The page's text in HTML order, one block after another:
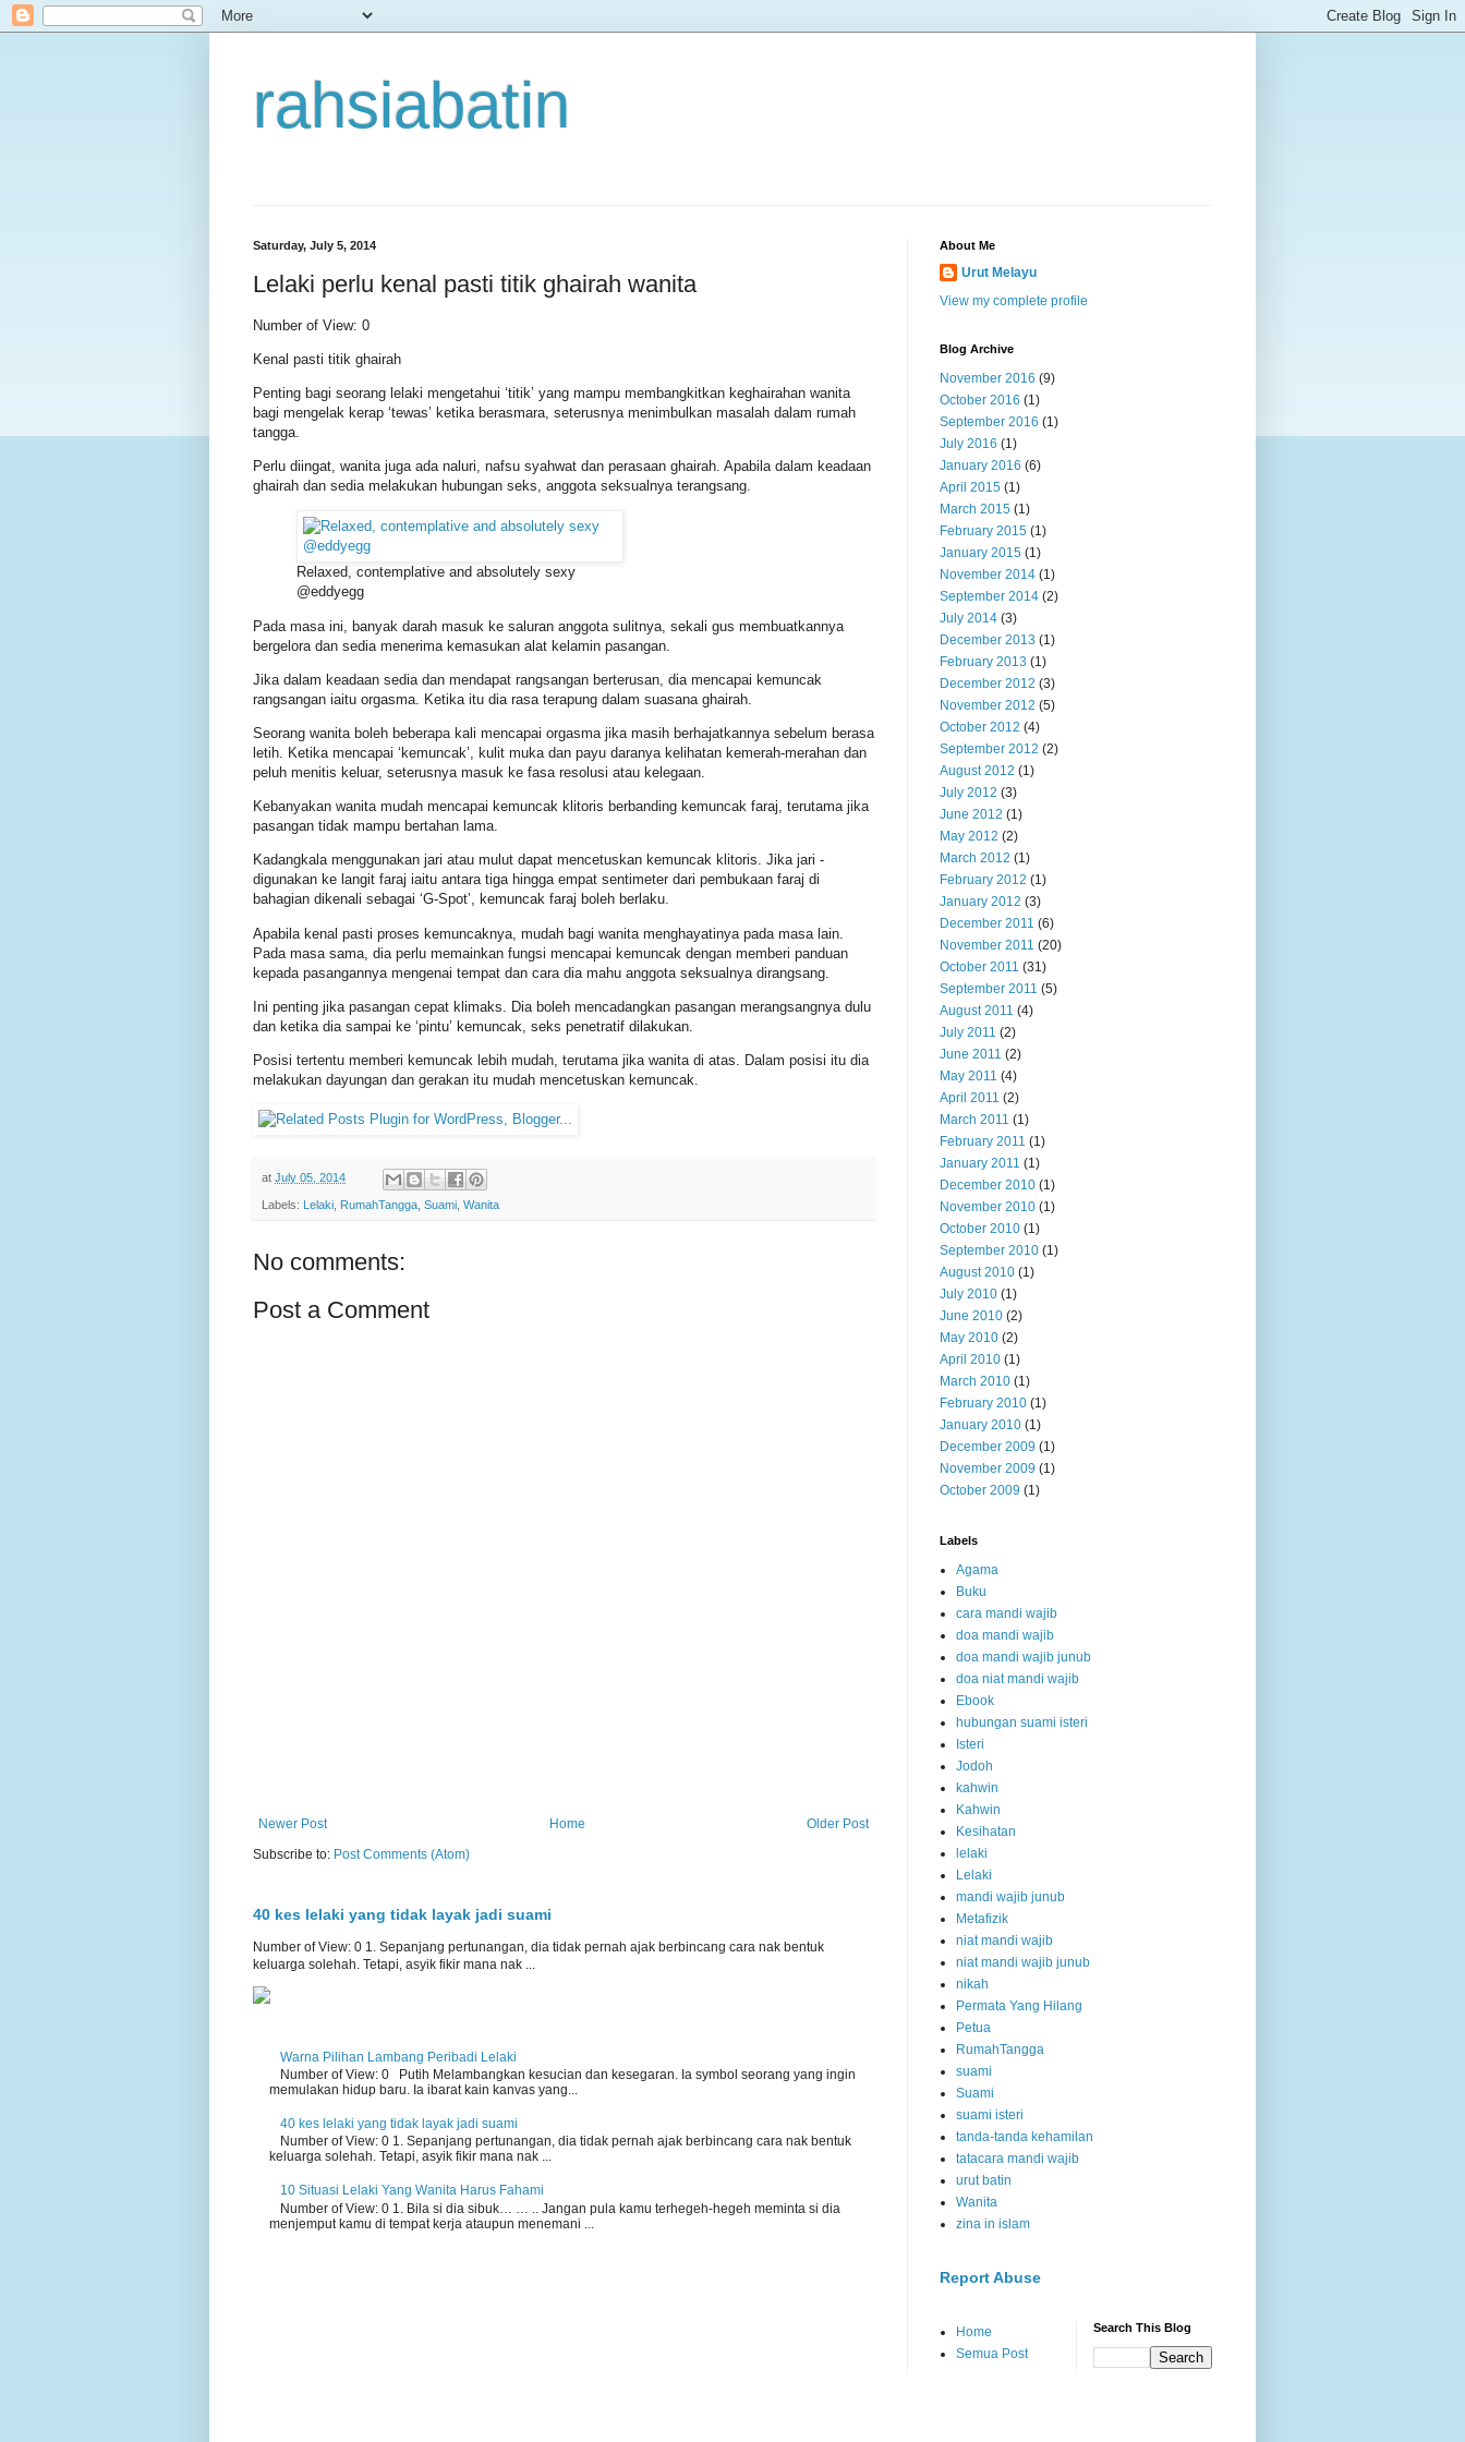
rahsiabatin
Saturday, July 5, 2014
Lelaki perlu kenal pasti titik ghairah wanita
Number of View: 0
Kenal pasti titik ghairah
Penting bagi seorang lelaki mengetahui ‘titik’ yang mampu membangkitkan keghairahan wanita
bagi mengelak kerap ‘tewas’ ketika berasmara, seterusnya menimbulkan masalah dalam rumah
tangga.
Perlu diingat, wanita juga ada naluri, nafsu syahwat dan perasaan ghairah. Apabila dalam keadaan
ghairah dan sedia melakukan hubungan seks, anggota seksualnya terangsang.
Relaxed, contemplative and absolutely sexy
@eddyegg
Pada masa ini, banyak darah masuk ke saluran anggota sulitnya, sekali gus membuatkannya
bergelora dan sedia menerima kemasukan alat kelamin pasangan.
Jika dalam keadaan sedia dan mendapat rangsangan berterusan, dia mencapai kemuncak
rangsangan iaitu orgasma. Ketika itu dia rasa terapung dalam suasana ghairah.
Seorang wanita boleh beberapa kali mencapai orgasma jika masih berhajatkannya sebelum berasa
­letih. Ketika mencapai ‘kemuncak’, kulit muka dan payu daranya kelihatan kemerah-merahan dan
peluh menitis keluar, seterusnya masuk ke fasa resolusi atau kelegaan.
Kebanyakan wanita mudah mencapai kemuncak klitoris berbanding kemuncak faraj, terutama jika
pasangan tidak mampu bertahan lama.
Kadangkala menggunakan jari atau mulut dapat mencetuskan kemuncak klitoris. Jika jari ­
digunakan ke langit faraj iaitu antara tiga hingga empat sentimeter dari pembukaan faraj di
bahagian dikenali sebagai ‘G-Spot’, kemuncak faraj boleh berlaku.
Apabila kenal pasti proses kemuncaknya, mudah bagi wanita menghayatinya pada masa lain.
Pada masa sama, dia perlu memainkan fungsi mencapai kemuncak dengan memberi panduan
kepada pasangannya mengenai tempat dan cara dia mahu anggota seksualnya dirangsang.
Ini penting jika pasangan cepat klimaks. Dia boleh mencadangkan pasangan merangsangnya dulu
dan ketika dia sampai ke ‘pintu’ kemuncak, seks penetratif dilakukan.
Posisi tertentu memberi kemuncak lebih mudah, terutama jika wanita di atas. Dalam posisi itu dia
melakukan dayungan dan gerakan itu mudah mencetuskan kemuncak.
at July 05, 2014
Labels: Lelaki RumahTangga Suami Wanita
No comments:
Post a Comment
Newer Post Older Post
Home
Subscribe to: Post Comments (Atom)
40 kes lelaki yang tidak layak jadi suami
Number of View: 0 1. Sepanjang pertunangan, dia tidak pernah ajak berbincang cara nak bentuk
keluarga solehah. Tetapi, asyik fikir mana nak ...
Warna Pilihan Lambang Peribadi Lelaki
Number of View: 0 Putih Melambangkan kesucian dan kesegaran. Ia symbol seorang yang ingin
memulakan hidup baru. Ia ibarat kain kanvas yang...
40 kes lelaki yang tidak layak jadi suami
Number of View: 0 1. Sepanjang pertunangan, dia tidak pernah ajak berbincang cara nak bentuk
keluarga solehah. Tetapi, asyik fikir mana nak ...
10 Situasi Lelaki Yang Wanita Harus Fahami
Number of View: 0 1. Bila si dia sibuk… … .. Jangan pula kamu terhegeh-hegeh meminta si dia
menjemput kamu di tempat kerja ataupun menemani ...
About Me
Urut Melayu
View my complete profile
Blog Archive
November 2016 (9)
October 2016 (1)
September 2016 (1)
July 2016 (1)
January 2016 (6)
April 2015 (1)
March 2015 (1)
February 2015 (1)
January 2015 (1)
November 2014 (1)
September 2014 (2)
July 2014 (3)
December 2013 (1)
February 2013 (1)
December 2012 (3)
November 2012 (5)
October 2012 (4)
September 2012 (2)
August 2012 (1)
July 2012 (3)
June 2012 (1)
May 2012 (2)
March 2012 (1)
February 2012 (1)
January 2012 (3)
December 2011 (6)
November 2011 (20)
October 2011 (31)
September 2011 (5)
August 2011 (4)
July 2011 (2)
June 2011 (2)
May 2011 (4)
April 2011 (2)
March 2011 (1)
February 2011 (1)
January 2011 (1)
December 2010 (1)
November 2010 (1)
October 2010 (1)
September 2010 (1)
August 2010 (1)
July 2010 (1)
June 2010 (2)
May 2010 (2)
April 2010 (1)
March 2010 (1)
February 2010 (1)
January 2010 (1)
December 2009 (1)
November 2009 (1)
October 2009 (1)
Labels
Agama
Buku
cara mandi wajib
doa mandi wajib
doa mandi wajib junub
doa niat mandi wajib
Ebook
hubungan suami isteri
Isteri
Jodoh
kahwin
Kahwin
Kesihatan
lelaki
Lelaki
mandi wajib junub
Metafizik
niat mandi wajib
niat mandi wajib junub
nikah
Permata Yang Hilang
Petua
RumahTangga
suami
Suami
suami isteri
tanda-tanda kehamilan
tatacara mandi wajib
urut batin
Wanita
zina in islam
Report Abuse
Home
Semua Post
Search This Blog